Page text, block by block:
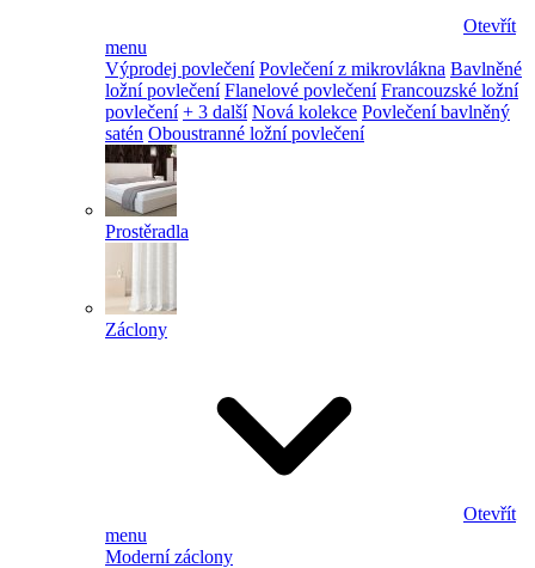
Otevřít
menu
Výprodej povlečení Povlečení z mikrovlákna Bavlněné
ložní povlečení Flanelové povlečení Francouzské ložní
povlečení + 3 další Nová kolekce Povlečení bavlněný
satén Oboustranné ložní povlečení
Prostěradla
Záclony
Otevřít
menu
Moderní záclony